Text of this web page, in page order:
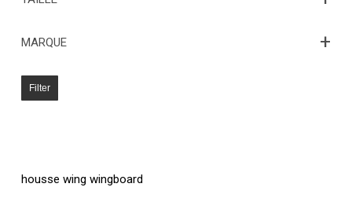
MARQUE +
Filter
housse wing wingboard